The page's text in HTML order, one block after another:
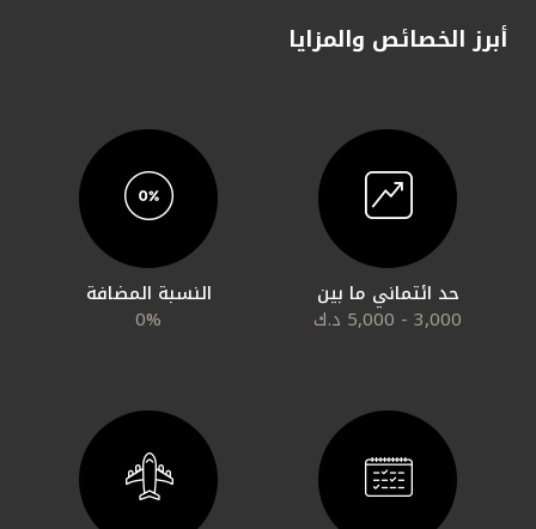
التقارير
اتصل بنا
مواقع الفروع
تركيا
ماليزيا
أبرز الخصائص والمزايا
حد ائتماني ما بين
3,000 - 5,000 د.ك
النسبة المضافة
0%